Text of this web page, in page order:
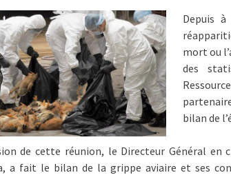
Depuis
mort ou
des
bilan de
de cette réunion, le Directeur Général en
a fait le bilan de la grippe aviaire et ses